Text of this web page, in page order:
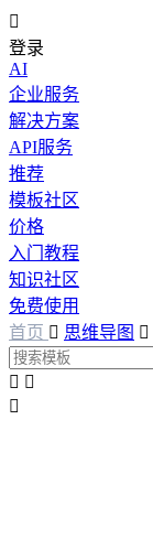

登录
AI
企业服务
解决方案
API服务
推荐
模板社区
价格
入门教程
知识社区
免费使用
首页  思维导图 
 
